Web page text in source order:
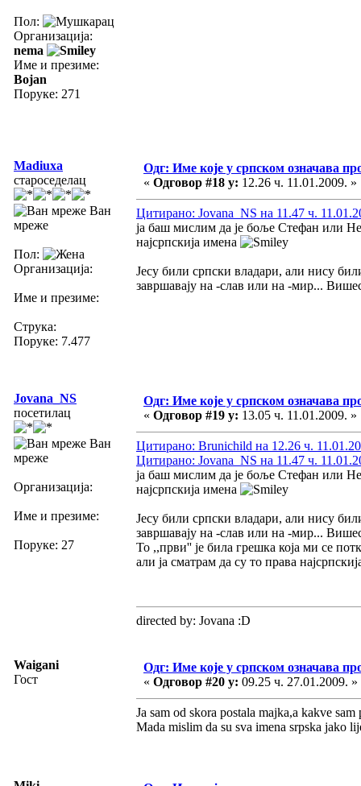
Пол:
Организација:
nema
Име и презиме:
Bojan
Поруке: 271
Madiuxa
староседелац
Ван
мреже
Пол:
Организација:
Име и презиме:
Струка:
Поруке: 7.477
Одг: Име које у српском означава
« Одговор #18 у: 12.26 ч. 11.01.2009. »
Цитирано: Jovana_NS на 11.47 ч.
ја баш мислим да је боље Стефан или
најсрпскија имена
Јесу били српски владари, али нису
завршавају на -слав или на -мир...
Jovana_NS
посетилац
Ван
мреже
Организација:
Име и презиме:
Поруке: 27
Одг: Име које у српском означава
« Одговор #19 у: 13.05 ч. 11.01.2009. »
Цитирано: Brunichild на 12.26 ч.
Цитирано: Jovana_NS на 11.47 ч.
ја баш мислим да је боље Стефан или
најсрпскија имена
Јесу били српски владари, али нису
завршавају на -слав или на -мир...
То ,,први'' је била грешка која ми се
али ја сматрам да су то права
directed by: Jovana :D
Waigani
Гост
Одг: Име које у српском означава
« Одговор #20 у: 09.25 ч. 27.01.2009. »
Ja sam od skora postala majka,a kakve
Mada mislim da su sva imena srpska jako